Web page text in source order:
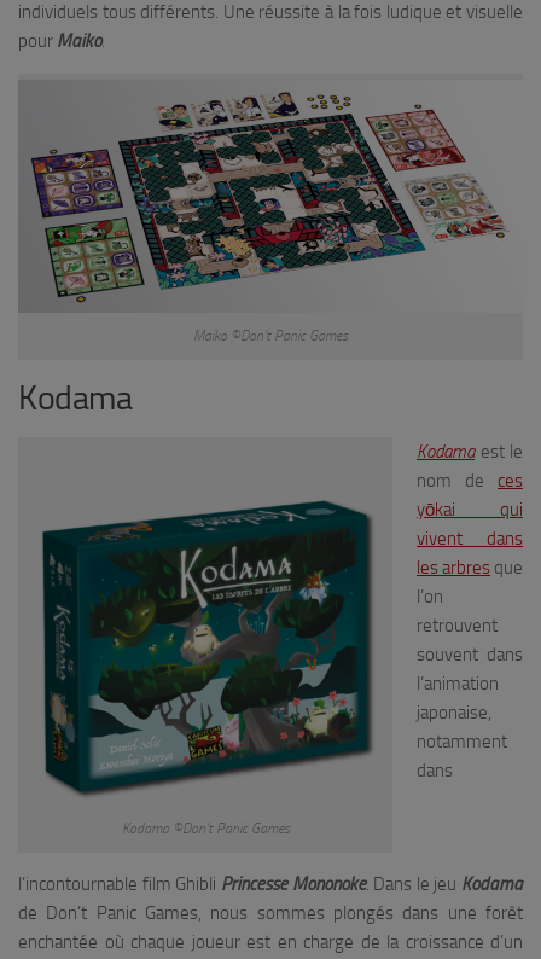
individuels tous différents. Une réussite à la fois ludique et visuelle
pour Maiko.
Maiko ©Don’t Panic Games
Kodama
Kodama ©Don’t Panic Games
Kodamaest le
nom de ces
yōkai qui
vivent dans
les arbres que
l’on
retrouvent
souvent dans
l’animation
japonaise,
notamment
dans
l’incontournable film Ghibli Princesse Mononoke. Dans le jeu Kodama
de Don’t Panic Games, nous sommes plongés dans une forêt
enchantée où chaque joueur est en charge de la croissance d’un